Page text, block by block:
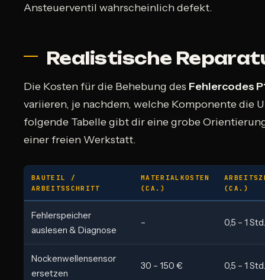
Ansteuerventil wahrscheinlich defekt.
Realistische
Die Kosten für die Behebung des Fehlercodes
variieren, je nachdem, welche Komponente die
folgende Tabelle gibt dir eine grobe
einer freien Werkstatt.
BAUTEIL /
ARBEITSSCHRITT
MATERIALKOSTEN
(CA.)
(CA.)
Fehlerspeicher
auslesen & Diagnose
– 0,5 – 1 Std.
Nockenwellensensor
ersetzen
30 – 150 € 0,5 – 1 Std.